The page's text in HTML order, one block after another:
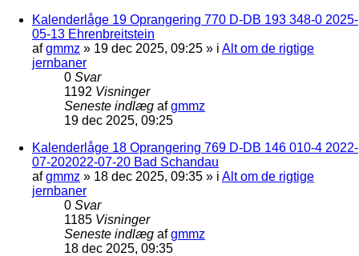
Kalenderlåge 19 Oprangering 770 D-DB 193 348-0 2025-
05-13 Ehrenbreitstein
afgmmz » 19 dec 2025, 09:25 » i Alt om de rigtige
jernbaner
0 Svar
1192 Visninger
Seneste indlæg afgmmz
19 dec 2025, 09:25
Kalenderlåge 18 Oprangering 769 D-DB 146 010-4 2022-
07-202022-07-20 Bad Schandau
afgmmz » 18 dec 2025, 09:35 » i Alt om de rigtige
jernbaner
0 Svar
1185 Visninger
Seneste indlæg afgmmz
18 dec 2025, 09:35